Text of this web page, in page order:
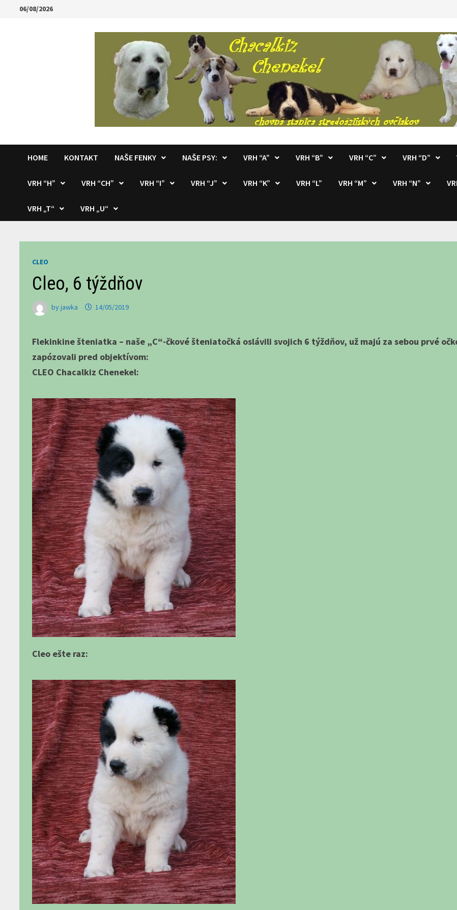
06/08/2026
HOME KONTAKT NAŠE FENKY NAŠE PSY: VRH “A” VRH “B” VRH “C” VRH “D”
VRH “H” VRH “CH” VRH “I” VRH “J” VRH “K” VRH “L” VRH “M” VRH “N”
VRH „T“ VRH „U“
CLEO
Cleo, 6 týždňov
byjawka 14/05/2019
Flekinkine šteniatka – naše „C“-čkové šteniatočká oslávili svojich 6 týždňov, už majú za sebou prvé
zapózovali pred objektívom:
CLEO Chacalkiz Chenekel:
Cleo ešte raz: